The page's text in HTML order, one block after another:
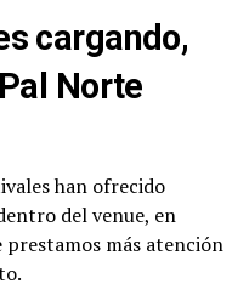
cargando,
Norte
han ofrecido
del venue, en
prestamos más atención